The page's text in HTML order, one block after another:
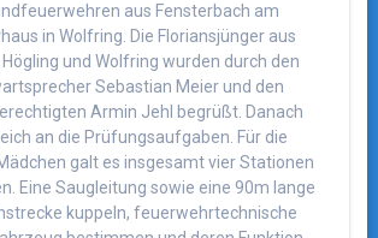
aus Fensterbach am
in Wolfring. Die Floriansjünger aus
Högling und Wolfring wurden durch den
Sebastian Meier und den
Armin Jehl begrüßt. Danach
an die Prüfungsaufgaben. Für die
galt es insgesamt vier Stationen
Eine Saugleitung sowie eine 90m lange
kuppeln, feuerwehrtechnische